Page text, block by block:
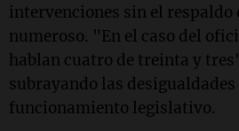
intervenciones sin el respaldo
numeroso. "En el caso del
hablan cuatro de treinta y
subrayando las desigualdades
funcionamiento legislativo.